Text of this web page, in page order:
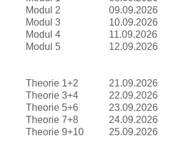
Modul 2
09.09.2026
Modul 3
10.09.2026
Modul 4
11.09.2026
Modul 5 12.09.2026
Theorie 1+2
21.09.2026
Theorie 3+4
22.09.2026
Theorie 5+6
23.09.2026
Theorie 7+8
24.09.2026
Theorie 9+10 25.09.2026